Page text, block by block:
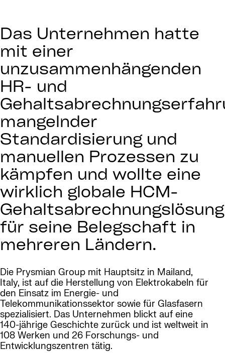
Das Unternehmen hatte
mit einer
unzusammenhängenden
HR- und
mangelnder
Standardisierung und
manuellen Prozessen zu
kämpfen und wollte eine
wirklich globale HCM-
Gehaltsabrechnungslösung
für seine Belegschaft in
mehreren Ländern.
Die Prysmian Group mit Hauptsitz in Mailand,
Italy, ist auf die Herstellung von Elektrokabeln für
den Einsatz im Energie- und
Telekommunikationssektor sowie für Glasfasern
spezialisiert. Das Unternehmen blickt auf eine
140-jährige Geschichte zurück und ist weltweit in
108 Werken und 26 Forschungs- und
Entwicklungszentren tätig.